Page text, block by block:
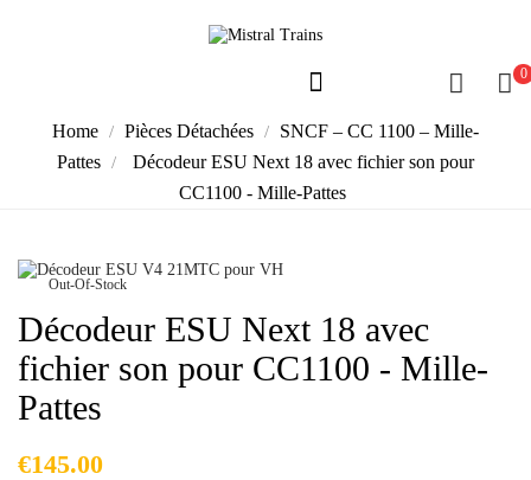
0
Home Pièces Détachées
SNCF – CC 1100 – Mille-
Pattes
Décodeur ESU Next 18 avec fichier son pour
CC1100 - Mille-Pattes
Out-Of-Stock
Décodeur ESU Next 18 avec
fichier son pour CC1100 - Mille-
Pattes
€145.00